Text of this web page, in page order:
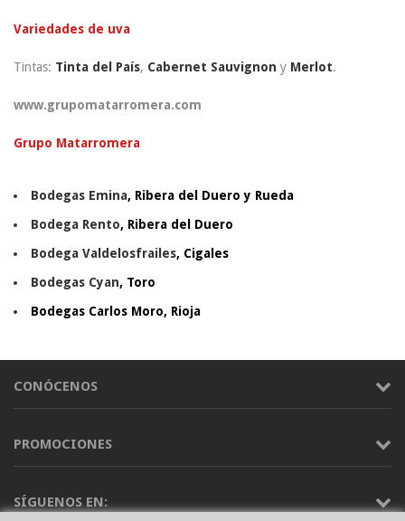
Variedades de uva
Tintas: Tinta del País, Cabernet Sauvignon y Merlot.
www.grupomatarromera.com
Grupo Matarromera
Bodegas Emina, Ribera del Duero y Rueda
Bodega Rento, Ribera del Duero
Bodega Valdelosfrailes, Cigales
Bodegas Cyan, Toro
Bodegas Carlos Moro, Rioja
CONÓCENOS
PROMOCIONES
SÍGUENOS EN: